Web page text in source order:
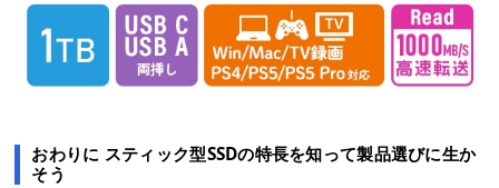
おわりに スティック型SSDの特長を知って製品選びに生か
そう